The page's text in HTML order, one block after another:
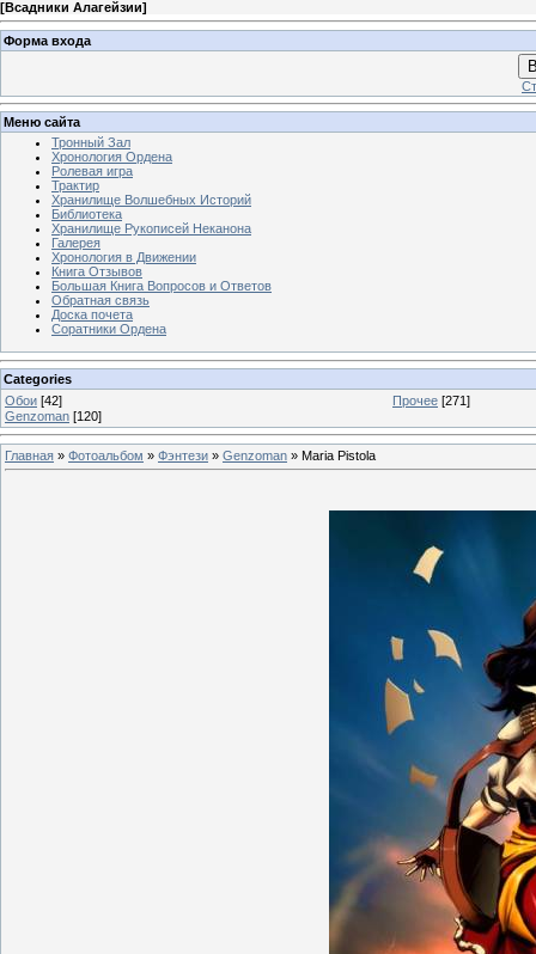
[Всадники Алагейзии]
Форма входа
Меню сайта
Тронный Зал
Хронология Ордена
Ролевая игра
Трактир
Хранилище Волшебных Историй
Библиотека
Хранилище Рукописей Неканона
Галерея
Хронология в Движении
Книга Отзывов
Большая Книга Вопросов и Ответов
Обратная связь
Доска почета
Соратники Ордена
Categories
Обои [42] Прочее [271]
Genzoman [120]
Главная » Фотоальбом » Фэнтези » Genzoman » Maria Pistola